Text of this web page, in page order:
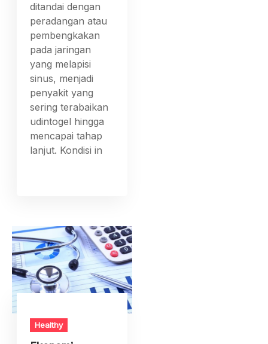
ditandai dengan
peradangan atau
pembengkakan
pada jaringan
yang melapisi
sinus, menjadi
penyakit yang
sering terabaikan
udintogel hingga
mencapai tahap
lanjut. Kondisi in
Healthy